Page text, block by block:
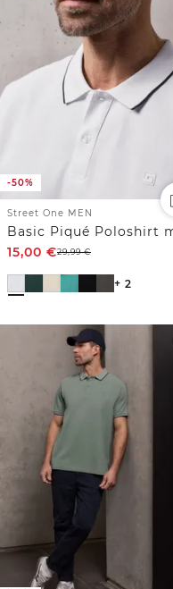
-50%
Street One MEN
15,00 €29,99€
+ 2